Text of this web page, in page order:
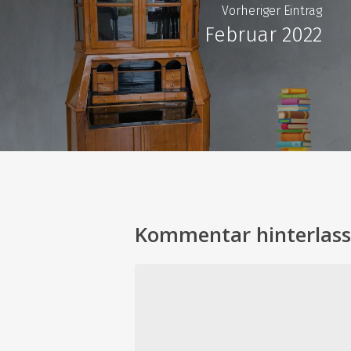
Vorheriger Eintrag
Februar 2022
Kommentar